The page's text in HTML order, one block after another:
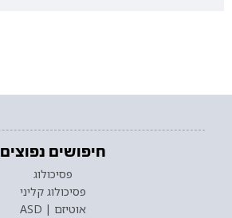
חיפושים נפוצים
פסיכולוג
פסיכולוג קליני
אוטיזם | ASD